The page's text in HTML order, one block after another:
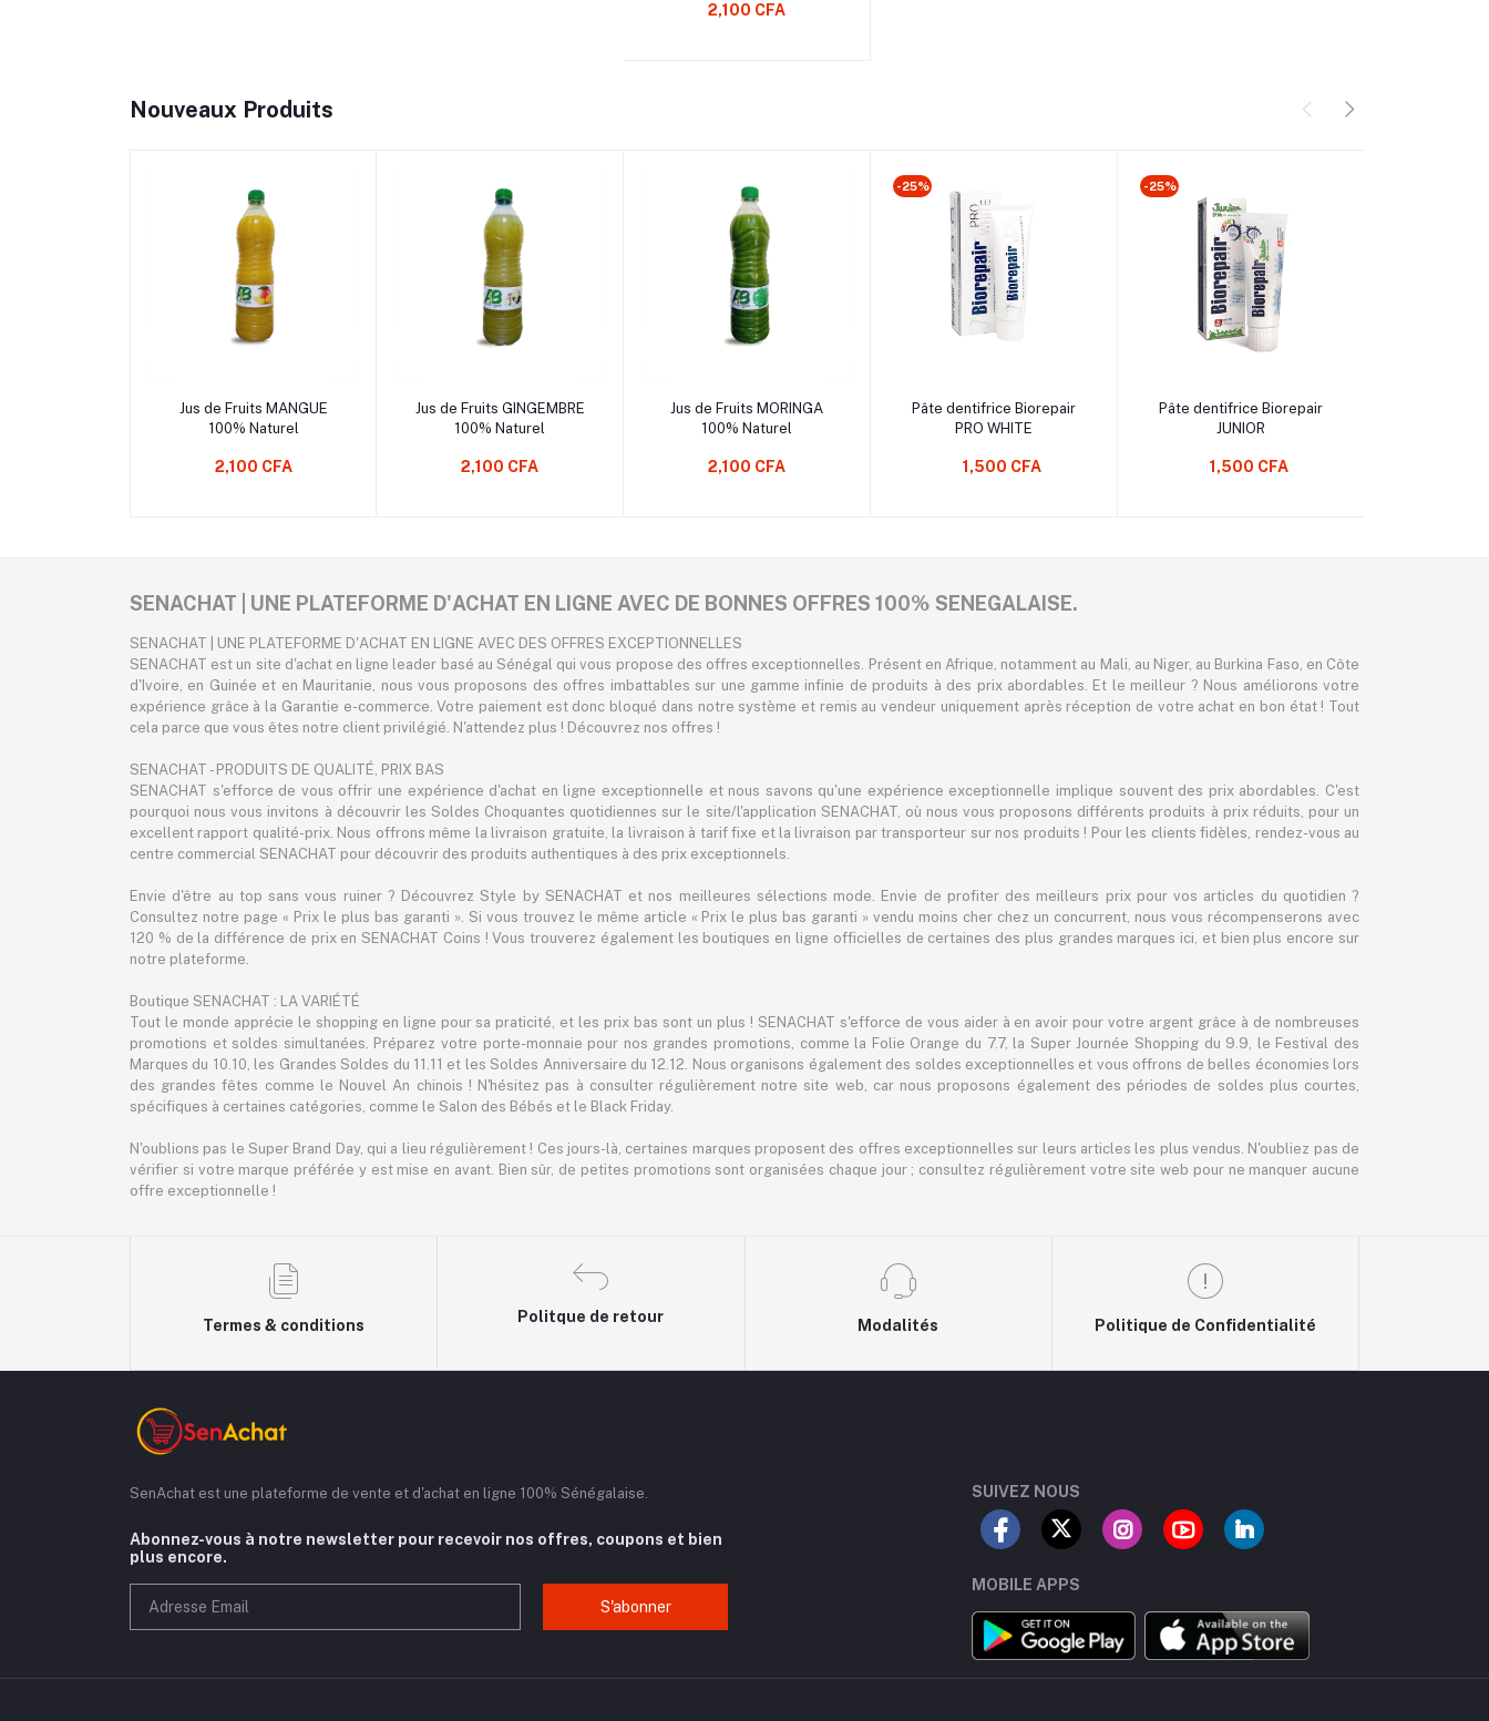
2,100 CFA
Nouveaux Produits
Sélectionnez une Option
Jus de Fruits MANGUE
100% Naturel
2,100 CFA
Sélectionnez une Option
Jus de Fruits GINGEMBRE
100% Naturel
2,100 CFA
Sélectionnez une Option
Jus de Fruits MORINGA
100% Naturel
2,100 CFA
-25%
Sélectionnez une Option
Pâte dentifrice Biorepair
PRO WHITE
1,500 CFA
-25%
Ajouter au Panier
Pâte dentifrice Biorepair
JUNIOR
1,500 CFA
SENACHAT | UNE PLATEFORME D'ACHAT EN LIGNE AVEC DE BONNES OFFRES 100% SENEGALAISE.
SENACHAT | UNE PLATEFORME D'ACHAT EN LIGNE AVEC DES OFFRES EXCEPTIONNELLES
SENACHAT est un site d'achat en ligne leader basé au Sénégal qui vous propose des offres exceptionnelles. Présent en Afrique, notamment au Mali, au Niger, au Burkina Faso, en Côte
d'Ivoire, en Guinée et en Mauritanie, nous vous proposons des offres imbattables sur une gamme infinie de produits à des prix abordables. Et le meilleur ? Nous améliorons votre
expérience grâce à la Garantie e-commerce. Votre paiement est donc bloqué dans notre système et remis au vendeur uniquement après réception de votre achat en bon état ! Tout
cela parce que vous êtes notre client privilégié. N'attendez plus ! Découvrez nos offres !
SENACHAT - PRODUITS DE QUALITÉ, PRIX BAS
SENACHAT s'efforce de vous offrir une expérience d'achat en ligne exceptionnelle et nous savons qu'une expérience exceptionnelle implique souvent des prix abordables. C'est
pourquoi nous vous invitons à découvrir les Soldes Choquantes quotidiennes sur le site/l'application SENACHAT, où nous vous proposons différents produits à prix réduits, pour un
excellent rapport qualité-prix. Nous offrons même la livraison gratuite, la livraison à tarif fixe et la livraison par transporteur sur nos produits ! Pour les clients fidèles, rendez-vous au
centre commercial SENACHAT pour découvrir des produits authentiques à des prix exceptionnels.
Envie d'être au top sans vous ruiner ? Découvrez Style by SENACHAT et nos meilleures sélections mode. Envie de profiter des meilleurs prix pour vos articles du quotidien ?
Consultez notre page « Prix le plus bas garanti ». Si vous trouvez le même article « Prix le plus bas garanti » vendu moins cher chez un concurrent, nous vous récompenserons avec
120 % de la différence de prix en SENACHAT Coins ! Vous trouverez également les boutiques en ligne officielles de certaines des plus grandes marques ici, et bien plus encore sur
notre plateforme.
Boutique SENACHAT : LA VARIÉTÉ
Tout le monde apprécie le shopping en ligne pour sa praticité, et les prix bas sont un plus ! SENACHAT s'efforce de vous aider à en avoir pour votre argent grâce à de nombreuses
promotions et soldes simultanées. Préparez votre porte-monnaie pour nos grandes promotions, comme la Folie Orange du 7.7, la Super Journée Shopping du 9.9, le Festival des
Marques du 10.10, les Grandes Soldes du 11.11 et les Soldes Anniversaire du 12.12. Nous organisons également des soldes exceptionnelles et vous offrons de belles économies lors
des grandes fêtes comme le Nouvel An chinois ! N'hésitez pas à consulter régulièrement notre site web, car nous proposons également des périodes de soldes plus courtes,
spécifiques à certaines catégories, comme le Salon des Bébés et le Black Friday.
N'oublions pas le Super Brand Day, qui a lieu régulièrement ! Ces jours-là, certaines marques proposent des offres exceptionnelles sur leurs articles les plus vendus. N'oubliez pas de
vérifier si votre marque préférée y est mise en avant. Bien sûr, de petites promotions sont organisées chaque jour ; consultez régulièrement votre site web pour ne manquer aucune
offre exceptionnelle !
Termes & conditions
Politque de retour
Modalités Politique de Confidentialité
SenAchat est une plateforme de vente et d'achat en ligne 100% Sénégalaise.
Abonnez-vous à notre newsletter pour recevoir nos offres, coupons et bien
plus encore.
S'abonner
SUIVEZ NOUS
MOBILE APPS